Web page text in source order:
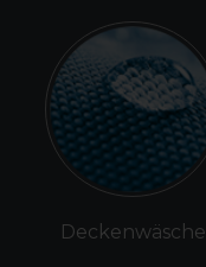
Deckenwäsche